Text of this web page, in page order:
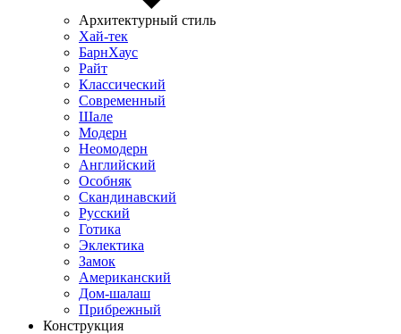
Архитектурный стиль
Хай-тек
БарнХаус
Райт
Классический
Современный
Шале
Модерн
Неомодерн
Английский
Особняк
Скандинавский
Русский
Готика
Эклектика
Замок
Американский
Дом-шалаш
Прибрежный
Конструкция